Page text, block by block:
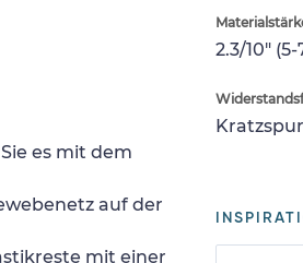
2.3/10"
es mit dem
auf der
mit einer